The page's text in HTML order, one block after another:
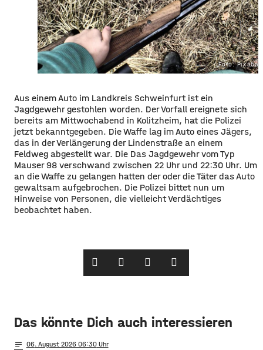
Foto:
Aus einem Auto im Landkreis Schweinfurt ist ein
Jagdgewehr gestohlen worden. Der Vorfall ereignete sich
bereits am Mittwochabend in Kolitzheim, hat die Polizei
jetzt bekanntgegeben. Die Waffe lag im Auto eines Jägers,
das in der Verlängerung der Lindenstraße an einem
Feldweg abgestellt war. Die Das Jagdgewehr vom Typ
Mauser 98 verschwand zwischen 22 Uhr und 22:30 Uhr. Um
an die Waffe zu gelangen hatten der oder die Täter das Auto
gewaltsam aufgebrochen. Die Polizei bittet nun um
Hinweise von Personen, die vielleicht Verdächtiges
beobachtet haben.
Das könnte Dich auch interessieren
notes 06. August 2026 06:30